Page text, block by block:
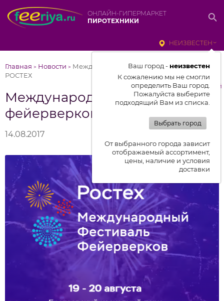
ОНЛАЙН-ГИПЕРМАРКЕТ
ПИРОТЕХНИКИ
НЕИЗВЕСТЕН
Ваш город - неизвестен
К сожалению мы не смогли
определить Ваш город.
Пожалуйста выберите
подходящий Вам из списка.
Выбрать город
От выбранного города зависит
отображаемый ассортимент,
цены, наличие и условия
доставки
Главная > Новости > Международный фестиваль фейерверков
РОСТЕХ
Международный фестиваль
фейерверков РОСТЕХ
к списку новостей
14.08.2017